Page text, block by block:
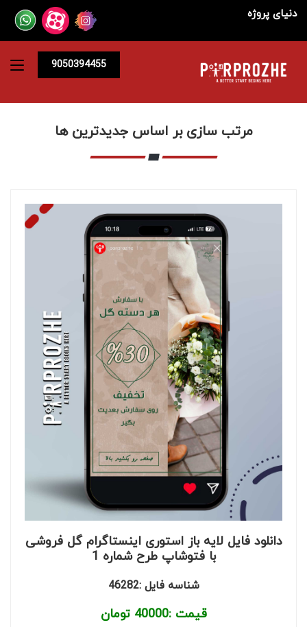
دنیای پروژه
9050394455
مرتب سازی بر اساس جدیدترین ها
دانلود فایل لایه باز استوری اینستاگرام گل فروشی
با فتوشاپ طرح شماره 1
شناسه فایل :46282
قیمت :40000 تومان